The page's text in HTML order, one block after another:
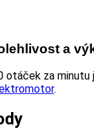
a
za
.